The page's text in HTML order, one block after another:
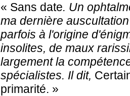
« Sans date. Un
ma dernière
parfois à l'origine
insolites, de maux
largement la
spécialistes. Il dit,
primarité. »